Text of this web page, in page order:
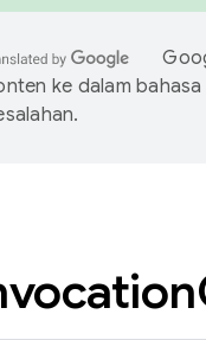
ke dalam